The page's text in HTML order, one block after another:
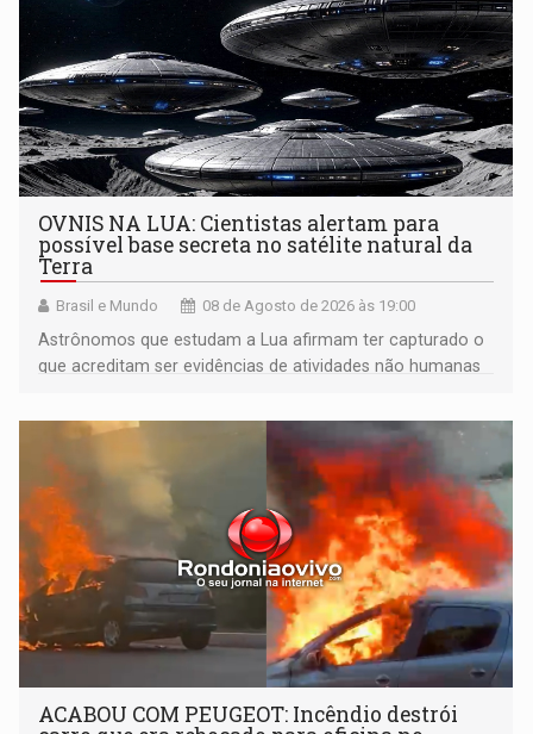
OVNIS NA LUA: Cientistas alertam para
possível base secreta no satélite natural da
Terra
Brasil e Mundo 08 de Agosto de 2026 às 19:00
Astrônomos que estudam a Lua afirmam ter capturado o
que acreditam ser evidências de atividades não humanas
órbita
ACABOU COM PEUGEOT: Incêndio destrói